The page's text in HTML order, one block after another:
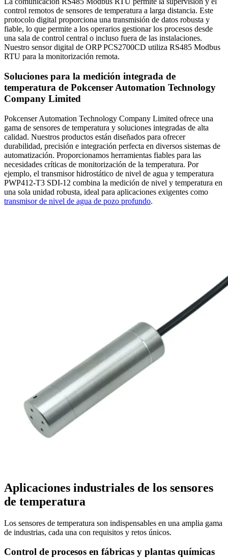
control remotos de sensores de temperatura a larga distancia. Este
protocolo digital proporciona una transmisión de datos robusta y
fiable, lo que permite a los operarios gestionar los procesos desde
una sala de control central o incluso fuera de las instalaciones.
Nuestro sensor digital de ORP PCS2700CD utiliza RS485 Modbus
RTU para la monitorización remota.
Soluciones para la medición integrada de
temperatura de Pokcenser Automation Technology
Company Limited
Pokcenser Automation Technology Company Limited ofrece una
gama de sensores de temperatura y soluciones integradas de alta
calidad. Nuestros productos están diseñados para ofrecer
durabilidad, precisión e integración perfecta en diversos sistemas de
automatización. Proporcionamos herramientas fiables para las
necesidades críticas de monitorización de la temperatura. Por
ejemplo, el transmisor hidrostático de nivel de agua y temperatura
PWP412-T3 SDI-12 combina la medición de nivel y temperatura en
una sola unidad robusta, ideal para aplicaciones exigentes como
transmisor de nivel de agua de pozo profundo.
Aplicaciones industriales de los sensores
de temperatura
Los sensores de temperatura son indispensables en una amplia gama
de industrias, cada una con requisitos y retos únicos.
Control de procesos en fábricas y plantas químicas